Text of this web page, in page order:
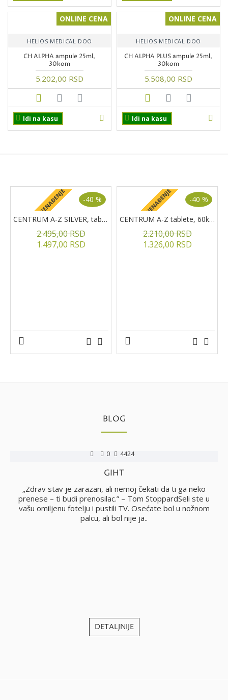
ONLINE CENA
HELIOS MEDICAL DOO
CH ALPHA ampule 25ml,
30kom
5.202,00 RSD
Idi na kasu
ONLINE CENA
HELIOS MEDICAL DOO
CH ALPHA PLUS ampule 25ml,
30kom
5.508,00 RSD
Idi na kasu
+ POKLON IZNENAĐENJE -40 %
CENTRUM A-Z SILVER, tablete, 60kom.
1.497,00 RSD
2.495,00 RSD + POKLON IZNENAĐENJE -40 %
CENTRUM A-Z tablete, 60kom
1.326,00 RSD
2.210,00 RSD
BLOG
0 4424
GIHT
„Zdrav stav je zarazan, ali nemoj čekati da ti ga neko
prenese – ti budi prenosilac.” – Tom StoppardSeli ste u
vašu omiljenu fotelju i pustili TV. Osećate bol u nožnom
palcu, ali bol nije ja..
DETALJNIJE